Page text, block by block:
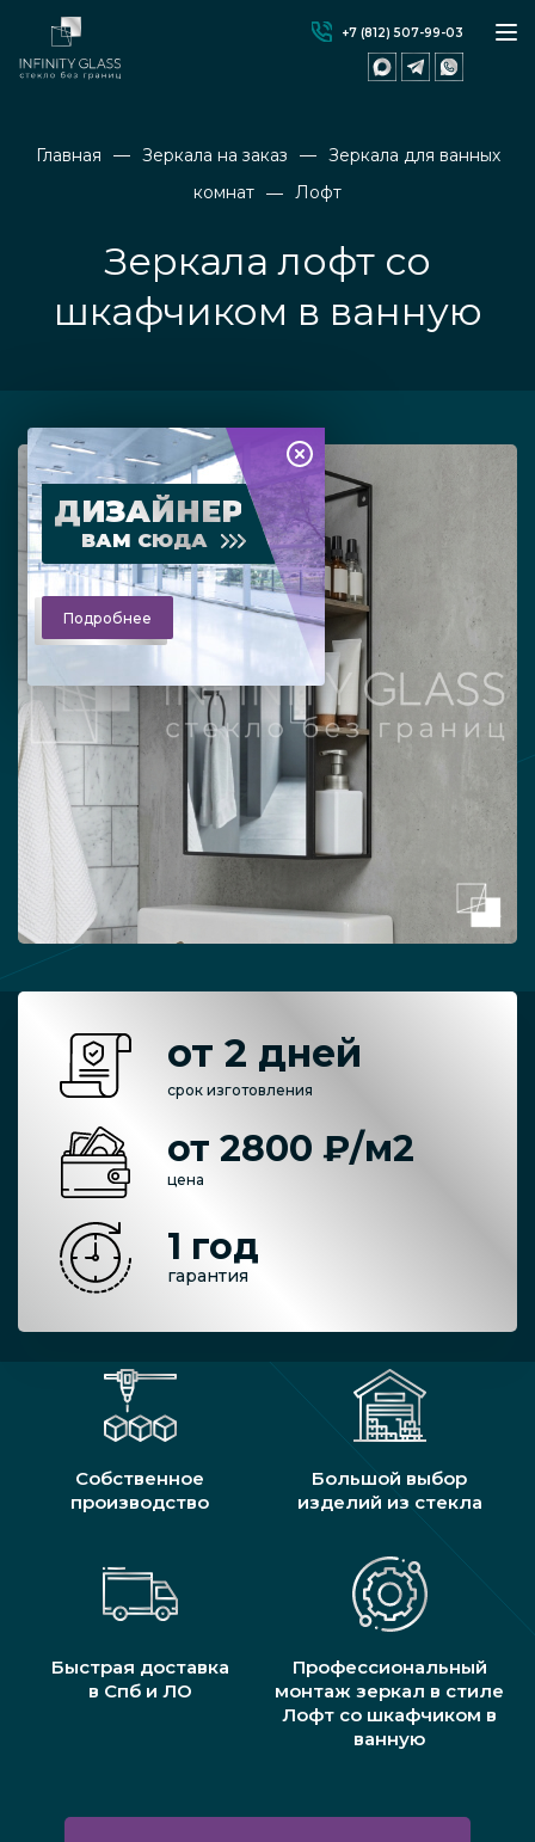
+7 (812) 507-99-03
Главная Зеркала на заказ
Зеркала для ванных
комнат
Лофт
Зеркала лофт со
шкафчиком в ванную
ДИЗАЙНЕР
ВАМ СЮДА
Подробнее
от 2 дней
срок изготовления
от 2800 ₽/м2
цена
1 год
гарантия
Собственное
производство
Большой выбор
изделий из стекла
Быстрая доставка
в Спб и ЛО
Профессиональный
монтаж зеркал в стиле
Лофт со шкафчиком в
ванную